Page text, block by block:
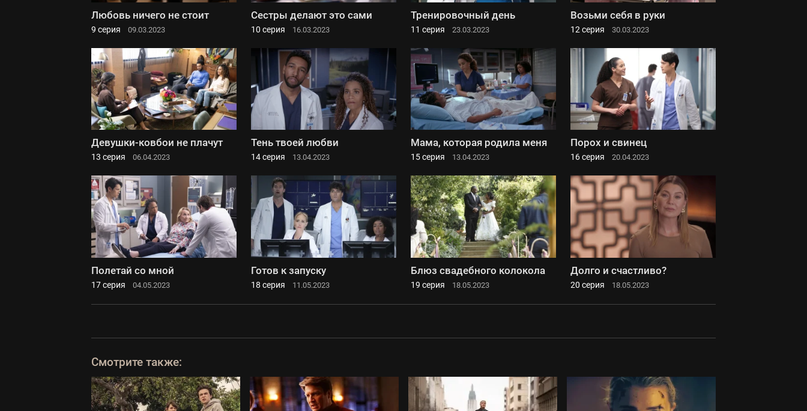
Любовь ничего не стоит
9 серия 09.03.2023
Сестры делают это сами
10 серия 16.03.2023
Тренировочный день
11 серия 23.03.2023
Возьми себя в руки
12 серия 30.03.2023
Девушки-ковбои не плачут
13 серия 06.04.2023
Тень твоей любви
14 серия 13.04.2023
Мама, которая родила меня
15 серия 13.04.2023
Порох и свинец
16 серия 20.04.2023
Полетай со мной
17 серия 04.05.2023
Готов к запуску
18 серия 11.05.2023
Блюз свадебного колокола
19 серия 18.05.2023
Долго и счастливо?
20 серия 18.05.2023
Смотрите также: